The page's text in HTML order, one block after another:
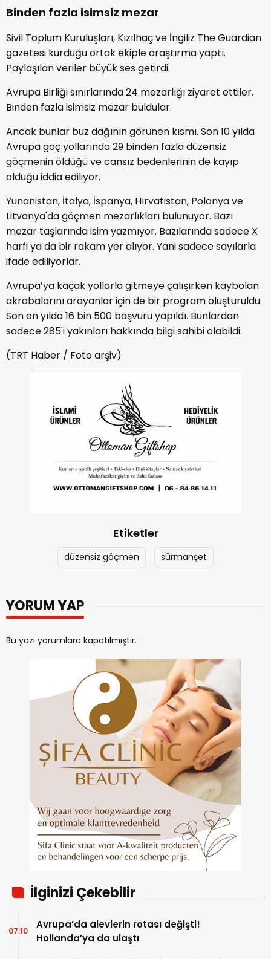
Binden fazla isimsiz mezar
Sivil Toplum Kuruluşları, Kızılhaç ve İngiliz The Guardian
gazetesi kurduğu ortak ekiple araştırma yaptı.
Paylaşılan veriler büyük ses getirdi.
Avrupa Birliği sınırlarında 24 mezarlığı ziyaret ettiler.
Binden fazla isimsiz mezar buldular.
Ancak bunlar buz dağının görünen kısmı. Son 10 yılda
Avrupa göç yollarında 29 binden fazla düzensiz
göçmenin öldüğü ve cansız bedenlerinin de kayıp
olduğu iddia ediliyor.
Yunanistan, İtalya, İspanya, Hırvatistan, Polonya ve
Litvanya'da göçmen mezarlıkları bulunuyor. Bazı
mezar taşlarında isim yazmıyor. Bazılarında sadece X
harfi ya da bir rakam yer alıyor. Yani sadece sayılarla
ifade ediliyorlar.
Avrupa’ya kaçak yollarla gitmeye çalışırken kaybolan
akrabalarını arayanlar için de bir program oluşturuldu.
Son on yılda 16 bin 500 başvuru yapıldı. Bunlardan
sadece 285'i yakınları hakkında bilgi sahibi olabildi.
(TRT Haber / Foto arşiv)
Etiketler
düzensiz göçmen sürmanşet
YORUM YAP
Bu yazı yorumlara kapatılmıştır.
İlginizi Çekebilir
Avrupa’da alevlerin rotası değişti!
Hollanda’ya da ulaştı
07:10